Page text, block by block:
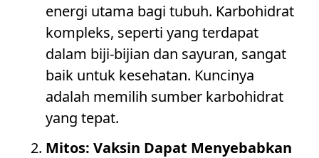
energi utama bagi tubuh. Karbohidrat
kompleks, seperti yang terdapat
dalam biji-bijian dan sayuran, sangat
baik untuk kesehatan. Kuncinya
adalah memilih sumber karbohidrat
yang tepat.
Mitos: Vaksin Dapat Menyebabkan